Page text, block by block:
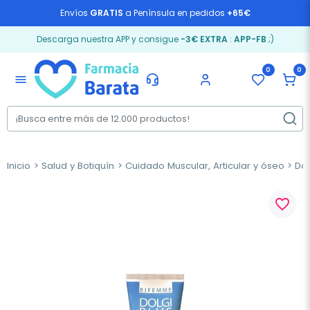
Envíos GRATIS a Península en pedidos +65€
Descarga nuestra APP y consigue -3€ EXTRA: APP-FB ;)
menu
0 0
Inicio Salud y Botiquín Cuidado Muscular, Articular y óseo
favorite_border